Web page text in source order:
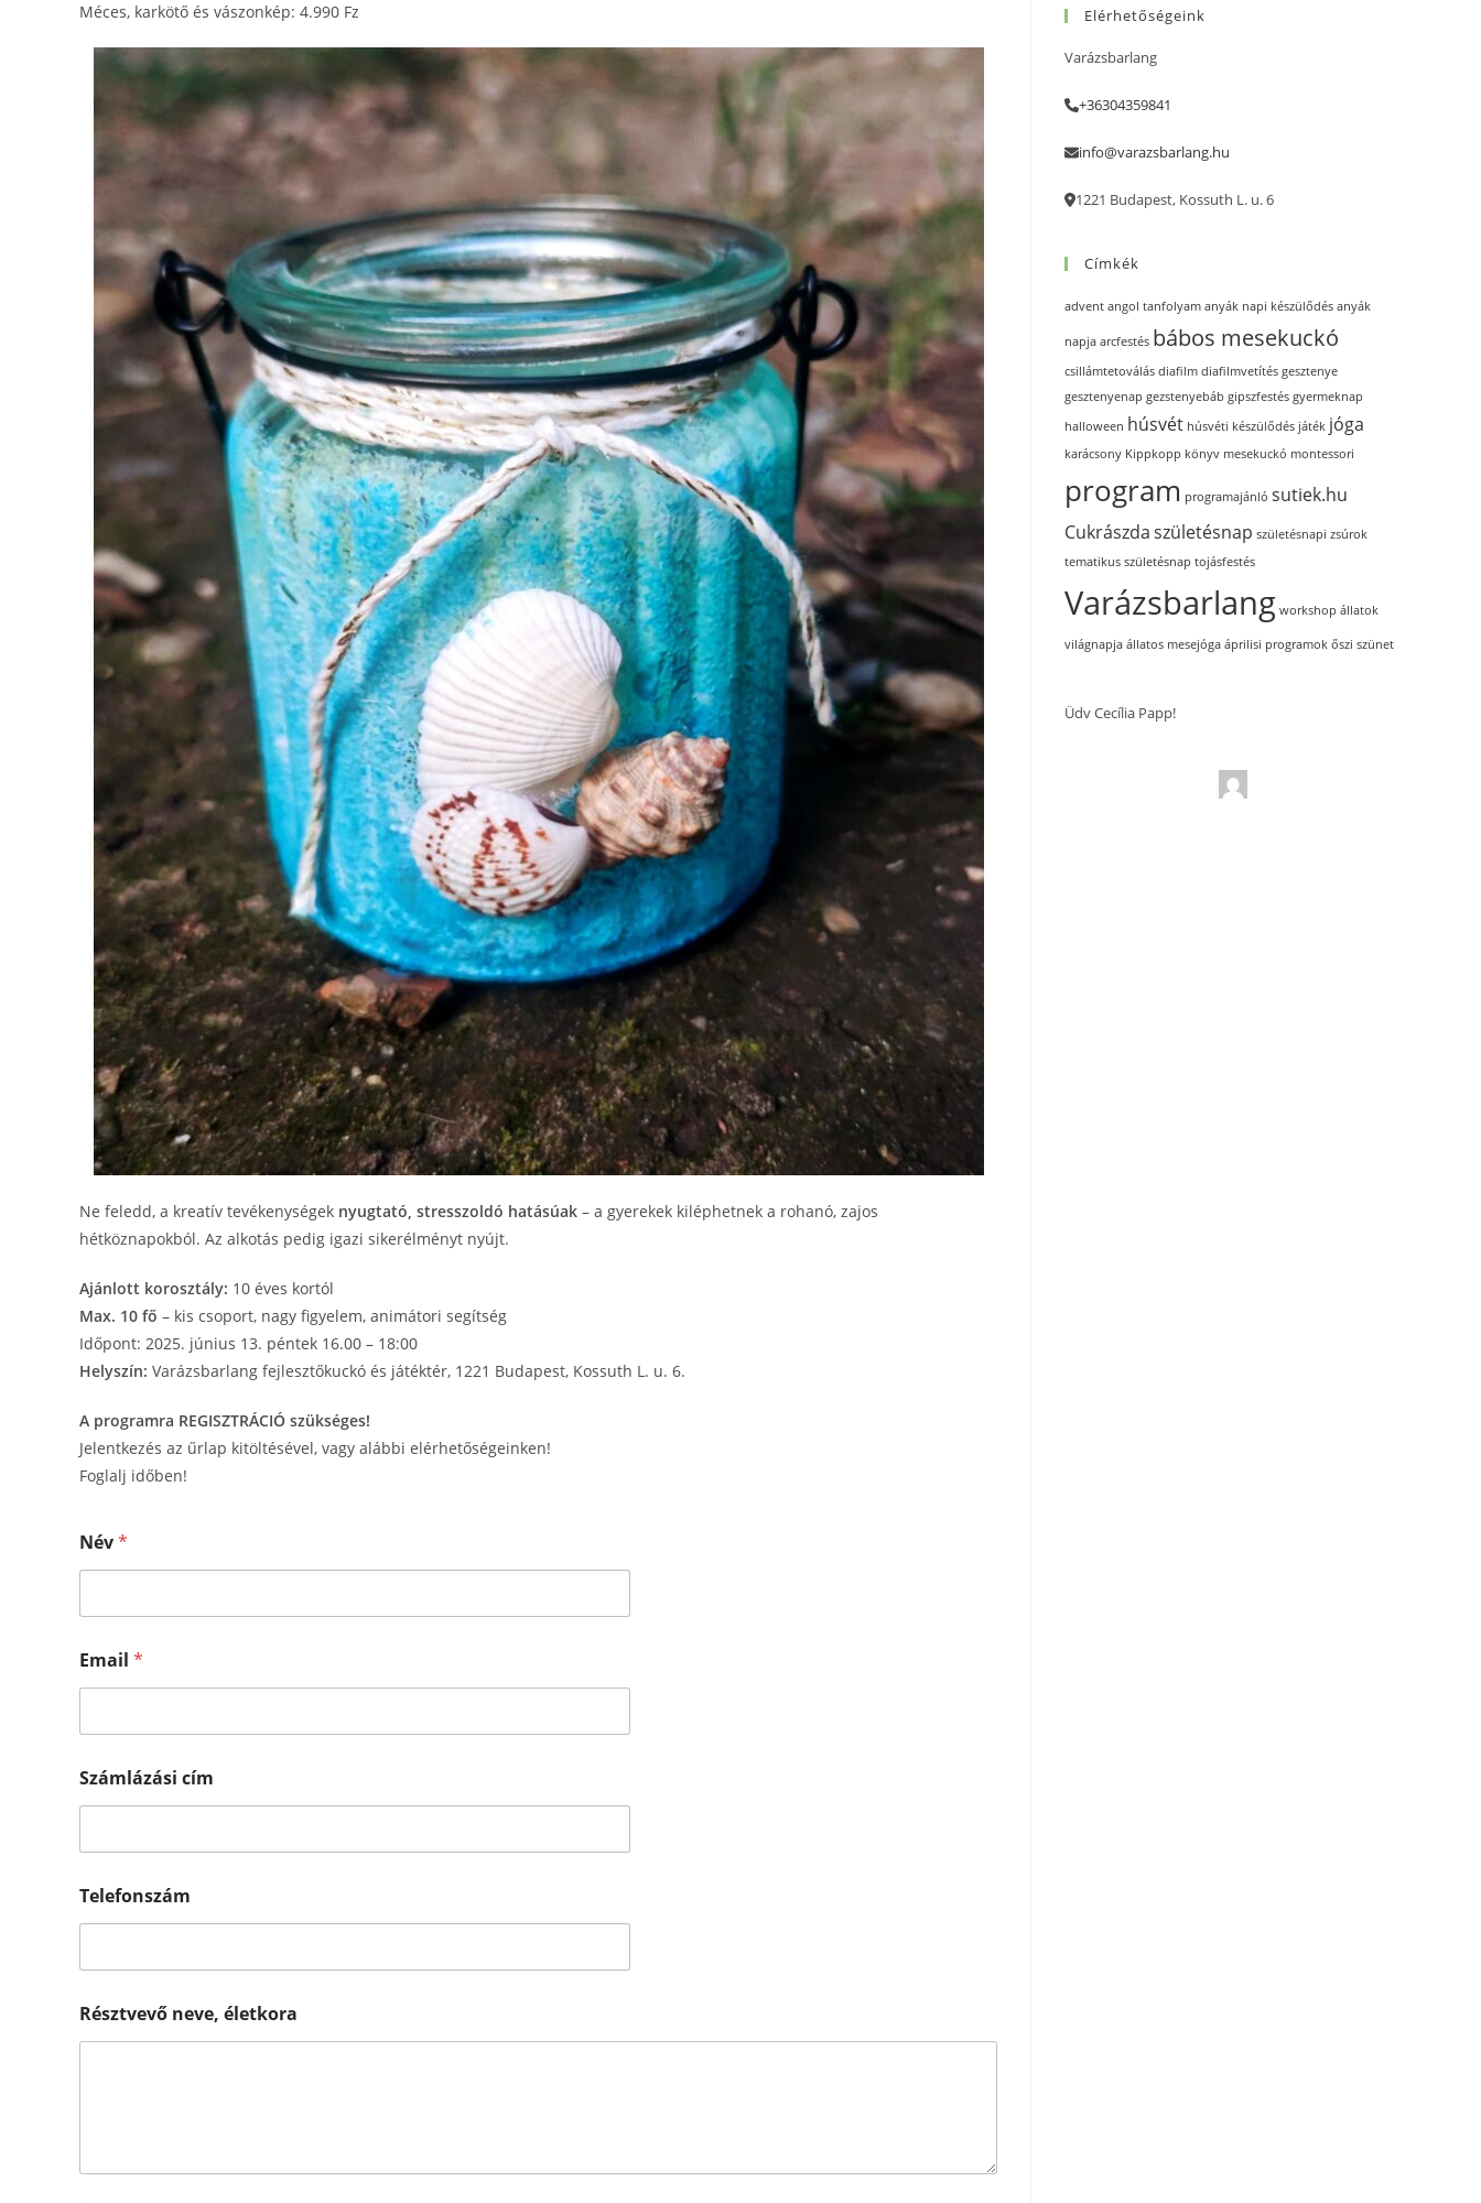
Méces, karkötő és vászonkép: 4.990 Fz
Ne feledd, a kreatív tevékenységek nyugtató, stresszoldó hatásúak – a gyerekek kiléphetnek a rohanó, zajos
hétköznapokból. Az alkotás pedig igazi sikerélményt nyújt.
Ajánlott korosztály: 10 éves kortól
Max. 10 fő – kis csoport, nagy figyelem, animátori segítség
Időpont: 2025. június 13. péntek 16.00 – 18:00
Helyszín: Varázsbarlang fejlesztőkuckó és játéktér, 1221 Budapest, Kossuth L. u. 6.
A programra REGISZTRÁCIÓ szükséges!
Jelentkezés az űrlap kitöltésével, vagy alábbi elérhetőségeinken!
Foglalj időben!
Név*
Email *
Számlázási cím
Telefonszám
l
e
Résztvevő neve, életkora
Elérhetőségeink
Varázsbarlang
+36304359841
info@varazsbarlang.hu
1221 Budapest, Kossuth L. u. 6
Címkék
advent angol tanfolyam anyák napi készülődés anyák
napja arcfestés bábos mesekuckó
csillámtetoválás diafilm diafilmvetítés gesztenye
gesztenyenap gezstenyebáb gipszfestés gyermeknap
halloween húsvét húsvéti készülődés játék jóga
karácsony Kippkopp könyv mesekuckó montessori
program programajánló sutiek.hu
Cukrászdaszületésnap születésnapi zsúrok
tematikus születésnap tojásfestés
Varázsbarlang workshop állatok
világnapja állatos mesejóga áprilisi programok őszi szünet
Üdv Cecília Papp!